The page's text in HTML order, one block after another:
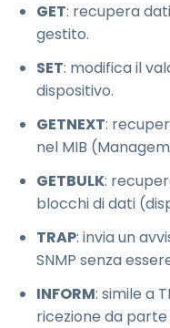
GET: recupera
gestito.
SET: modifica il
dispositivo.
GETNEXT:
nel MIB
GETBULK:
blocchi di dati
TRAP: invia un
SNMP senza
INFORM: simile a
ricezione da parte